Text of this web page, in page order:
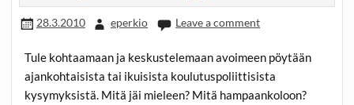
28.3.2010 eperkio Leave a comment
Tule kohtaamaan ja keskustelemaan avoimeen pöytään
ajankohtaisista tai ikuisista koulutuspoliittisista
kysymyksistä. Mitä jäi mieleen? Mitä hampaankoloon?